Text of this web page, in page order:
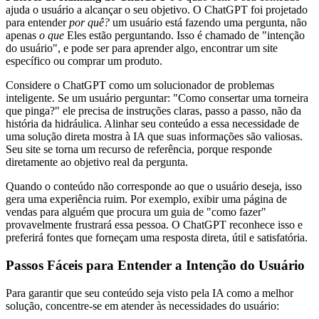
ajuda o usuário a alcançar o seu objetivo. O ChatGPT foi projetado
para entenderpor quê? um usuário está fazendo uma pergunta, não
apenas o que Eles estão perguntando. Isso é chamado de "intenção
do usuário", e pode ser para aprender algo, encontrar um site
específico ou comprar um produto.
Considere o ChatGPT como um solucionador de problemas
inteligente. Se um usuário perguntar: "Como consertar uma torneira
que pinga?" ele precisa de instruções claras, passo a passo, não da
história da hidráulica. Alinhar seu conteúdo a essa necessidade de
uma solução direta mostra à IA que suas informações são valiosas.
Seu site se torna um recurso de referência, porque responde
diretamente ao objetivo real da pergunta.
Quando o conteúdo não corresponde ao que o usuário deseja, isso
gera uma experiência ruim. Por exemplo, exibir uma página de
vendas para alguém que procura um guia de "como fazer"
provavelmente frustrará essa pessoa. O ChatGPT reconhece isso e
preferirá fontes que forneçam uma resposta direta, útil e satisfatória.
Passos Fáceis para Entender a Intenção do Usuário
Para garantir que seu conteúdo seja visto pela IA como a melhor
solução, concentre-se em atender às necessidades do usuário: